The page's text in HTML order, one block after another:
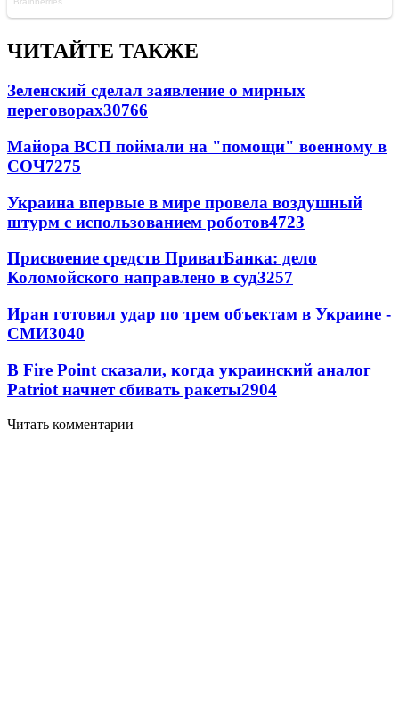
ЧИТАЙТЕ ТАКЖЕ
Зеленский сделал заявление о мирных
переговорах30766
Майора ВСП поймали на "помощи" военному в
СОЧ7275
Украина впервые в мире провела воздушный
штурм с использованием роботов4723
Присвоение средств ПриватБанка: дело
Коломойского направлено в суд3257
Иран готовил удар по трем объектам в Украине -
СМИ3040
В Fire Point сказали, когда украинский аналог
Patriot начнет сбивать ракеты2904
Читать комментарии